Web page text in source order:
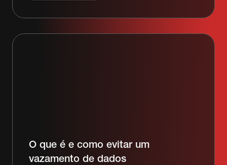
O que é e como evitar um
vazamento de dados